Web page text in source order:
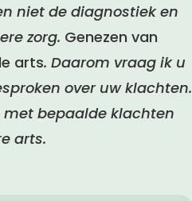
niet de diagnostiek en
zorg. Genezen van
arts. Daarom vraag ik u
over uw klachten.
met bepaalde klachten
arts.